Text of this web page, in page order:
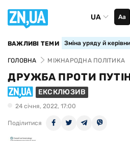
UA Аа
ВАЖЛИВІ ТЕМИ Зміна уряду й
ГОЛОВНА МІЖНАРОДНА ПОЛІТИКА
ДРУЖБА ПРОТИ
ЕКСКЛЮЗИВ
24 сiчня, 2022, 17:00
Поділитися